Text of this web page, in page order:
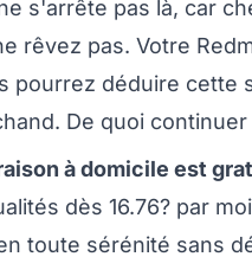
s'arrête pas là, car
rêvez pas. Votre
pourrez déduire cette
De quoi continuer
à domicile est
dès 16.76? par
toute sérénité sans